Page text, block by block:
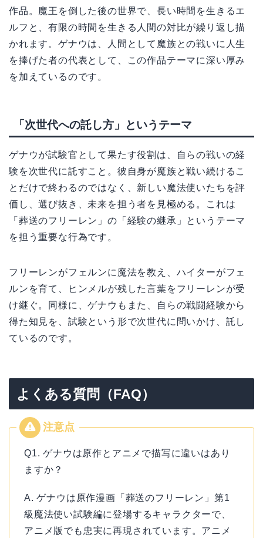
作品。魔王を倒した後の世界で、長い時間を生きるエ
ルフと、有限の時間を生きる人間の対比が繰り返し描
かれます。ゲナウは、人間として魔族との戦いに人生
を捧げた者の代表として、この作品テーマに深い厚み
を加えているのです。
「次世代への託し方」というテーマ
ゲナウが試験官として果たす役割は、自らの戦いの経
験を次世代に託すこと。彼自身が魔族と戦い続けるこ
とだけで終わるのではなく、新しい魔法使いたちを評
価し、選び抜き、未来を担う者を見極める。これは
「葬送のフリーレン」の「経験の継承」というテーマ
を担う重要な行為です。
フリーレンがフェルンに魔法を教え、ハイターがフェ
ルンを育て、ヒンメルが残した言葉をフリーレンが受
け継ぐ。同様に、ゲナウもまた、自らの戦闘経験から
得た知見を、試験という形で次世代に問いかけ、託し
ているのです。
よくある質問（FAQ）
Q1. ゲナウは原作とアニメで描写に違いはあり
ますか？
A. ゲナウは原作漫画「葬送のフリーレン」第1
級魔法使い試験編に登場するキャラクターで、
アニメ版でも忠実に再現されています。アニメ